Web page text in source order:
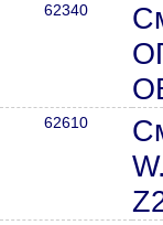
62340
62610